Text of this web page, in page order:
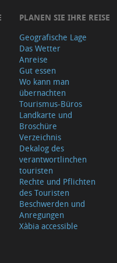
PLANEN SIE IHRE REISE
Geografische Lage
Das Wetter
Anreise
Gut essen
Wo kann man
übernachten
Tourismus-Büros
Landkarte und
Broschüre
Verzeichnis
Dekalog des
verantwortlinchen
touristen
Rechte und Pflichten
des Touristen
Beschwerden und
Anregungen
Xàbia accessible